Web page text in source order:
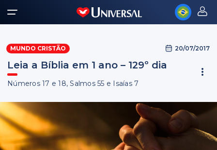
MUNDO CRISTÃO 20/07/2017
Leia a Bíblia em 1 ano – 129º dia
Números 17 e 18, Salmos 55 e Isaías 7